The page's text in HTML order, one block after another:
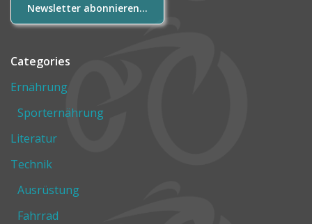
Newsletter abonnieren...
Categories
Ernährung
Sporternährung
Literatur
Technik
Ausrüstung
Fahrrad